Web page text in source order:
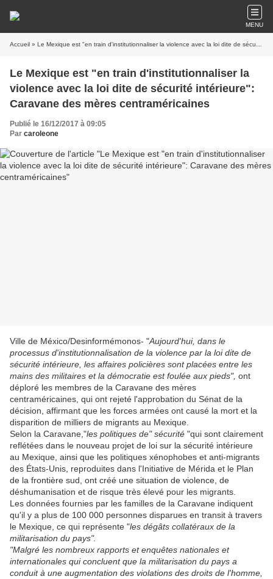
MENU
Accueil » Le Mexique est "en train d'institutionnaliser la violence avec la loi dite de sécurité intérieure": Caravane des mères centraméricaines
Le Mexique est "en train d'institutionnaliser la
violence avec la loi dite de sécurité intérieure":
Caravane des mères centraméricaines
Publié le 16/12/2017 à 09:05
Par caroleone
Ville de México/Desinformémonos- "Aujourd'hui, dans le
processus d'institutionnalisation de la violence par la loi dite de
sécurité intérieure, les affaires policières sont placées entre les
mains des militaires et la démocratie est foulée aux pieds", ont
déploré les membres de la Caravane des mères
centraméricaines, qui ont rejeté l'approbation du Sénat de la
décision, affirmant que les forces armées ont causé la mort et la
disparition de milliers de migrants au Mexique.
Selon la Caravane,"les politiques de" sécurité "qui sont clairement
reflétées dans le nouveau projet de loi sur la sécurité intérieure
au Mexique, ainsi que les politiques xénophobes et anti-migrants
des États-Unis, reproduites dans l'Initiative de Mérida et le Plan
de la frontière sud, ont créé une situation de violence, de
déshumanisation et de risque très élevé pour les migrants.
Les données fournies par les familles de la Caravane indiquent
qu'il y a plus de 100 000 personnes disparues en transit à travers
le Mexique, ce qui représente "les dégâts collatéraux de la
militarisation du pays".
"Malgré les nombreux rapports et enquêtes nationales et
internationales qui concluent que la militarisation du pays a
conduit à une augmentation des violations des droits de l'homme,